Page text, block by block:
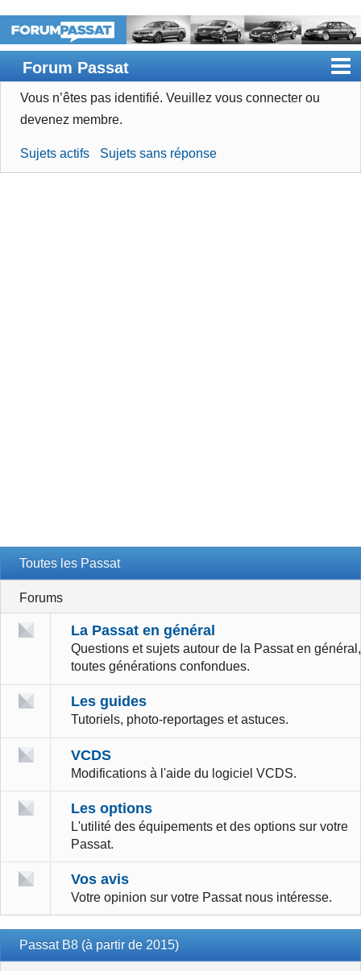
Forum Passat
Accueil
Devenir membre
Vous n’êtes pas identifié. Veuillez vous connecter ou
devenez membre.
Sujets actifs Sujets sans réponse
Toutes les Passat
Forums
La Passat en général
Questions et sujets autour de la Passat en général,
toutes générations confondues.
Les guides
Tutoriels, photo-reportages et astuces.
VCDS
Modifications à l'aide du logiciel VCDS.
Les options
L'utilité des équipements et des options sur votre
Passat.
Vos avis
Votre opinion sur votre Passat nous intéresse.
Passat B8 (à partir de 2015)